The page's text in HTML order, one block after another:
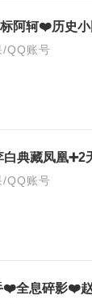
/QQ账号
/QQ账号